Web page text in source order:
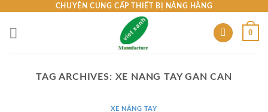
content
CHUYÊN CUNG CẤP THIẾT BỊ NÂNG HÀNG
0
TAG ARCHIVES: XE NANG TAY GAN CAN
XE NÂNG TAY